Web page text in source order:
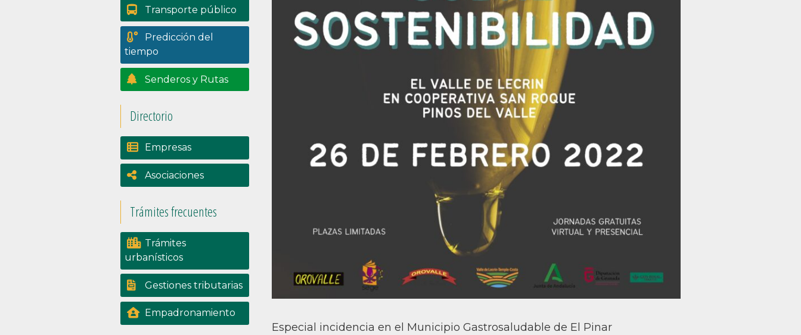
Especial incidencia en el Municipio Gastrosaludable de El Pinar
Transporte público
Predicción del
tiempo
Senderos y Rutas
Directorio
Empresas
Asociaciones
Trámites frecuentes
Trámites
urbanísticos
Gestiones tributarias
Empadronamiento